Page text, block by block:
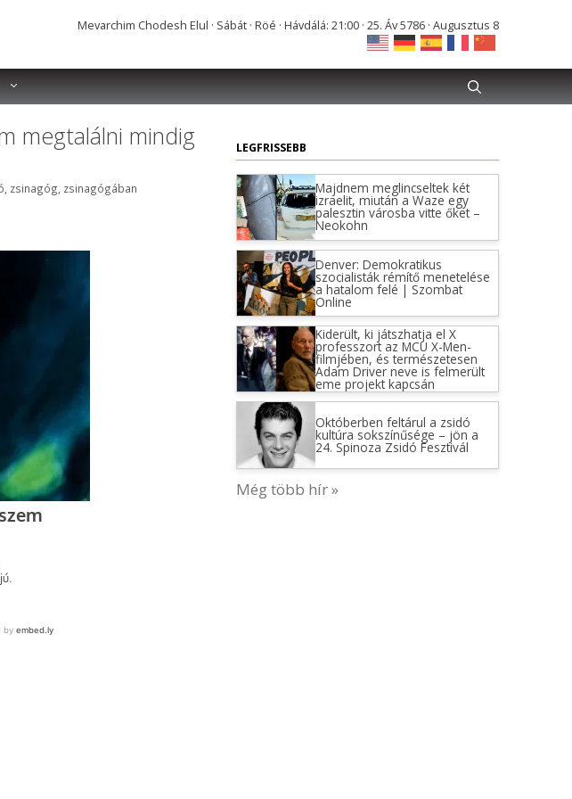
Mevarchim Chodesh Elul · Sábát · Röé · Hávdálá: 21:00 · 25. Áv 5786 · Augusztus 8
megtalálni mindig
zsinagóg zsinagógában
LEGFRISSEBB
Majdnem meglincseltek két
izraelit, miután a Waze egy
palesztin városba vitte őket –
Neokohn
Denver: Demokratikus
szocialisták rémítő menetelése
a hatalom felé | Szombat
Online
Kiderült, ki játszhatja el X
professzort az MCU X-Men-
filmjében, és természetesen
Adam Driver neve is felmerült
eme projekt kapcsán
Októberben feltárul a zsidó
kultúra sokszínűsége – jön a
24. Spinoza Zsidó Fesztivál
Még több hír »